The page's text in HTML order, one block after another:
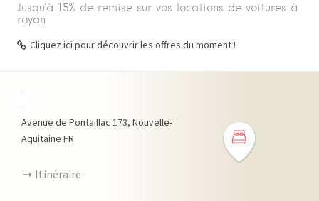
Jusqu'à 15% de remise sur vos locations de voitures à
royan
Cliquez ici pour découvrir les offres du moment !
Avenue de Pontaillac 173 Nouvelle-
Aquitaine FR
Itinéraire